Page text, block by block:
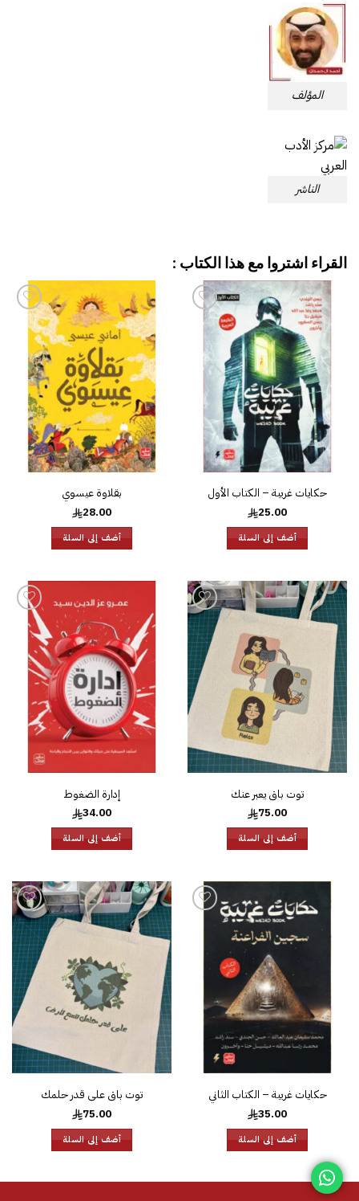
المؤلف
الناشر
القراء اشتروا مع هذا الكتاب :
إضافة
قائمة
الرغبات
حكايات غريبة – الكتاب الأول
25.00
أضف إلى السلة
إضافة
إلى
قائمة
الرغبات
بقلاوة عيسوي
28.00
أضف إلى السلة
إضافة
إلى
قائمة
الرغبات
توت باق يعبر عنك
75.00
أضف إلى السلة
إضافة
إلى
الرغبات
إدارة الضغوط
34.00
أضف إلى السلة
الرغبات
حكايات غريبة – الكتاب الثاني
35.00
أضف إلى السلة
إضافة
إلى
قائمة
الرغبات
توت باق على قدر حلمك
75.00
أضف إلى السلة